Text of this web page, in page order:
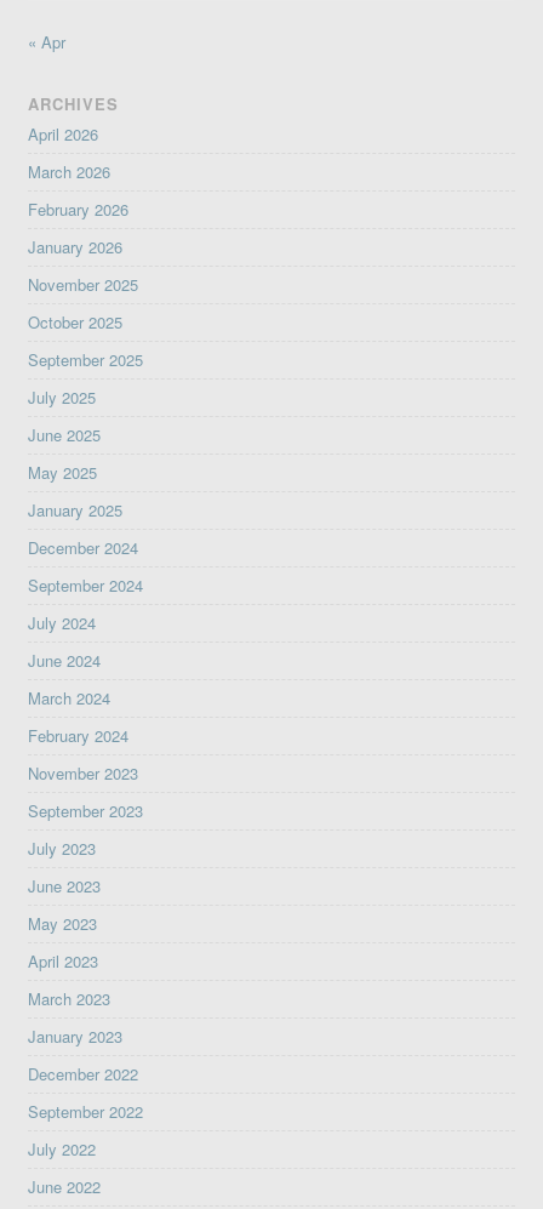
« Apr
ARCHIVES
April 2026
March 2026
February 2026
January 2026
November 2025
October 2025
September 2025
July 2025
June 2025
May 2025
January 2025
December 2024
September 2024
July 2024
June 2024
March 2024
February 2024
November 2023
September 2023
July 2023
June 2023
May 2023
April 2023
March 2023
January 2023
December 2022
September 2022
July 2022
June 2022